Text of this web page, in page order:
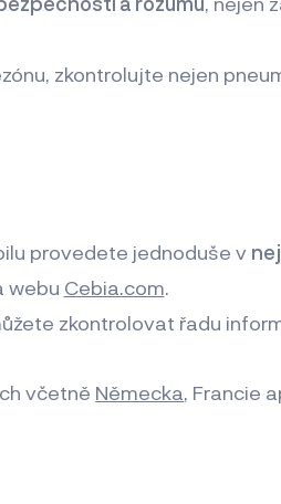
zkontrolujte nejen
provedete jednoduše v
webu Cebia.com.
zkontrolovat řadu
včetně Německa, Francie